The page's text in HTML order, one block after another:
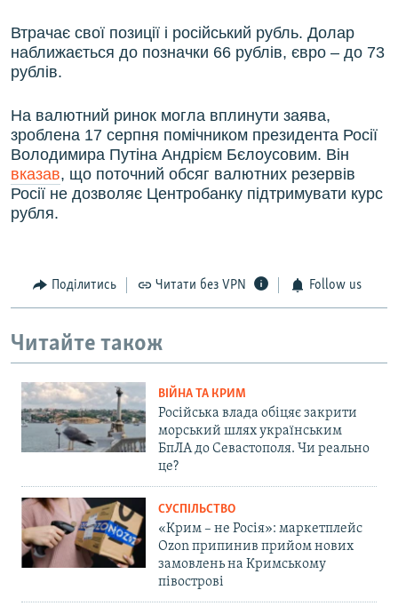
Втрачає свої позиції і російський рубль. Долар
наближається до позначки 66 рублів, євро – до 73
рублів.
На валютний ринок могла вплинути заява,
зроблена 17 серпня помічником президента Росії
Володимира Путіна Андрієм Бєлоусовим. Він
вказав, що поточний обсяг валютних резервів
Росії не дозволяє Центробанку підтримувати курс
рубля.
Поділитись Читати без VPN Follow us
Читайте також
ВІЙНА ТА КРИМ
Російська влада обіцяє закрити
морський шлях українським
БпЛА до Севастополя. Чи реально
це?
СУСПІЛЬСТВО
«Крим – не Росія»: маркетплейс
Ozon припинив прийом нових
замовлень на Кримському
півострові